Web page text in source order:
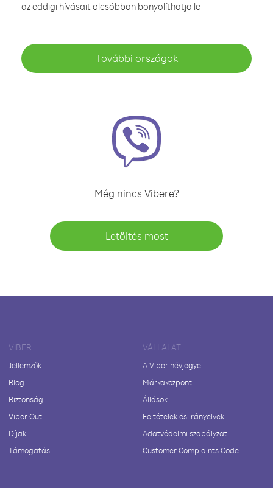
az eddigi hívásait olcsóbban bonyolíthatja le
További országok
Még nincs Vibere?
Letöltés most
VIBER
Jellemzők
Blog
Biztonság
Viber Out
Díjak
Támogatás
VÁLLALAT
A Viber névjegye
Márkaközpont
Állások
Feltételek és irányelvek
Adatvédelmi szabályzat
Customer Complaints Code